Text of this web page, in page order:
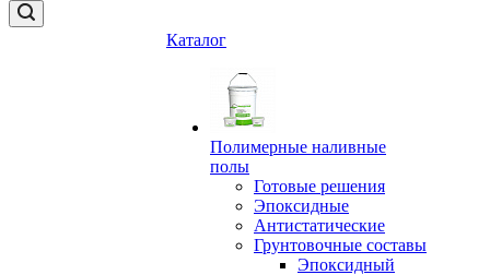
Каталог
Полимерные наливные
полы
Готовые решения
Эпоксидные
Антистатические
Грунтовочные составы
Эпоксидный